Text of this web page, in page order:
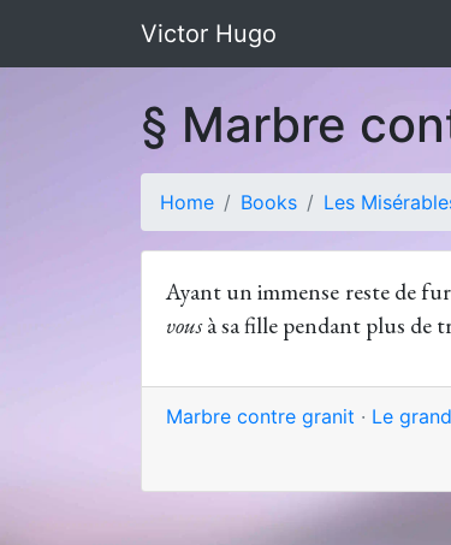
Victor Hugo
§ Marbre
Home Books Les
Ayant un immense reste de
vousà sa fille pendant plus de
Marbre contre granit · Le